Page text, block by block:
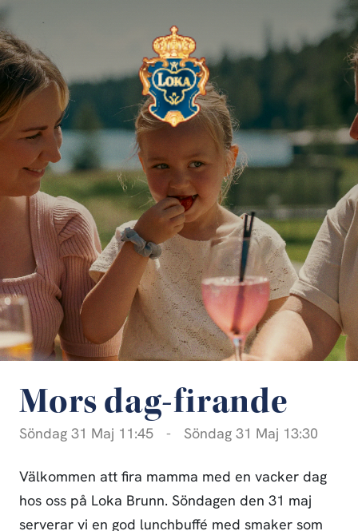
Mors dag-firande
Söndag 31 Maj 11:45 - Söndag 31 Maj 13:30
Välkommen att fira mamma med en vacker dag
hos oss på Loka Brunn. Söndagen den 31 maj
serverar vi en god lunchbuffé med smaker som